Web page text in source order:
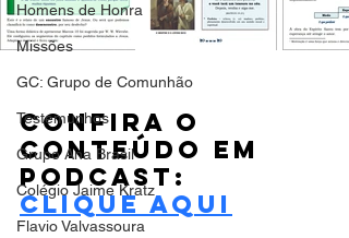
Homens de Honra
Missões
GC: Grupo de Comunhão
Testemunhos
Grupo Ana Brasil
Colégio Jaime Kratz
Flavio Valvassoura
confira o
conteúdo em
podcast:
Clique aqui